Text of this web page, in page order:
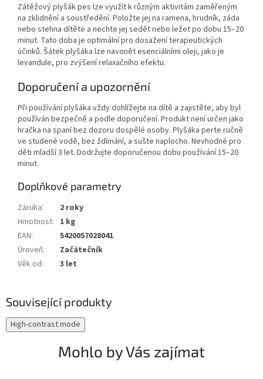
Zátěžový plyšák pes lze využít k různým aktivitám zaměřeným
na zklidnění a soustředění. Položte jej na ramena, hrudník, záda
nebo stehna dítěte a nechte jej sedět nebo ležet po dobu 15–20
minut. Tato doba je optimální pro dosažení terapeutických
účinků. Šátek plyšáka lze navonět esenciálními oleji, jako je
levandule, pro zvýšení relaxačního efektu.
Doporučení a upozornění
Při používání plyšáka vždy dohlížejte na dítě a zajistěte, aby byl
používán bezpečně a podle doporučení. Produkt není určen jako
hračka na spaní bez dozoru dospělé osoby. Plyšáka perte ručně
ve studené vodě, bez ždímání, a sušte naplocho. Nevhodné pro
děti mladší 3 let. Dodržujte doporučenou dobu používání 15–20
minut.
Doplňkové parametry
Záruka:
2 roky
Hmotnost: 1 kg
EAN:
5420057028041
Úroveň:
Začátečník
Věk od: 3 let
Související produkty
High-contrast mode
Mohlo by Vás zajímat